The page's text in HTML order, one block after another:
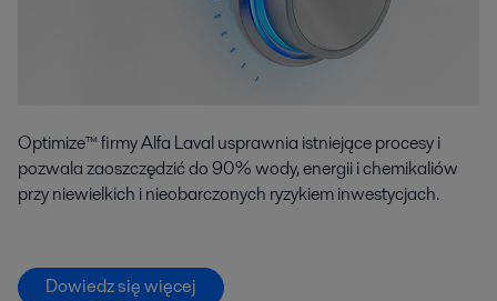
Optimize™ firmy Alfa Laval usprawnia istniejące procesy i
pozwala zaoszczędzić do 90% wody, energii i chemikaliów
przy niewielkich i nieobarczonych ryzykiem inwestycjach.
Dowiedz się więcej